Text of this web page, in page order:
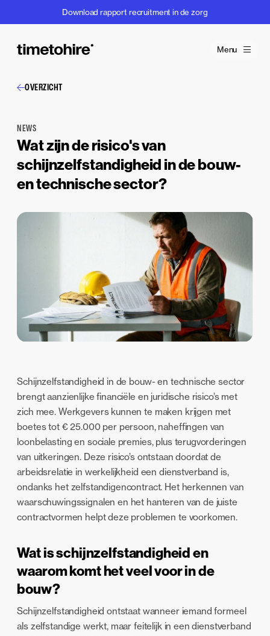
Download rapport recruitment in de zorg
Menu
OVERZICHT
NEWS
Wat zijn de risico's van
schijnzelfstandigheid in de bouw-
en technische sector?
Schijnzelfstandigheid in de bouw- en technische sector
brengt aanzienlijke financiële en juridische risico’s met
zich mee. Werkgevers kunnen te maken krijgen met
boetes tot € 25.000 per persoon, naheffingen van
loonbelasting en sociale premies, plus terugvorderingen
van uitkeringen. Deze risico’s ontstaan doordat de
arbeidsrelatie in werkelijkheid een dienstverband is,
ondanks het zelfstandigencontract. Het herkennen van
waarschuwingssignalen en het hanteren van de juiste
contractvormen helpt deze problemen te voorkomen.
Wat is schijnzelfstandigheid en
waarom komt het veel voor in de
bouw?
Schijnzelfstandigheid ontstaat wanneer iemand formeel
als zelfstandige werkt, maar feitelijk in een dienstverband